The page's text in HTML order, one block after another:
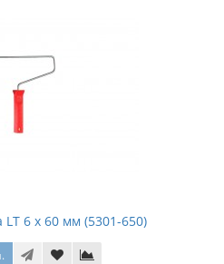
LT 6 x 60 мм (5301-650)